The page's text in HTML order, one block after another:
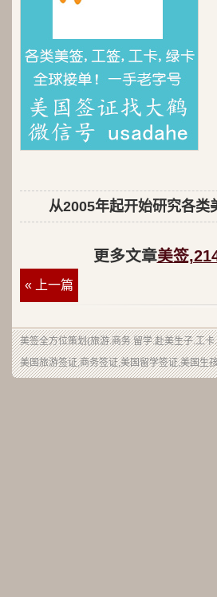
从2005年起开始研究各类
更多文章美签
« 上一篇
美签全方位策划(旅游.商务.留学.赴美生子.工
美国旅游签证,商务签证,美国留学签证,美国生